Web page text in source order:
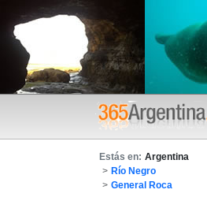
Estás en: Argentina
> Río Negro
> General Roca